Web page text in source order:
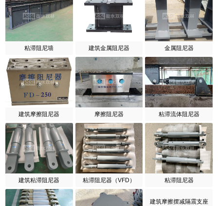
粘滞阻尼墙 建筑金属阻尼器 金属阻尼器
建筑摩擦阻尼器 摩擦阻尼器 粘滞流体阻尼器
建筑粘滞阻尼器 粘滞阻尼器（VFD） 粘滞阻尼器
建筑摩擦摆减隔震支座